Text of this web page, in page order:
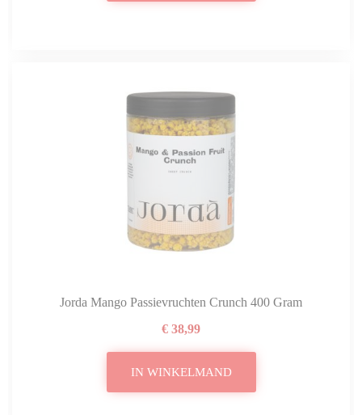
Jorda Mango Passievruchten Crunch 400 Gram
€ 38,99
IN WINKELMAND